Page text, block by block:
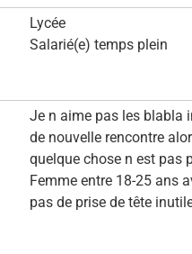
Lycée
Salarié(e) temps plein
Je n aime pas les blabla
de nouvelle rencontre
quelque chose n est pas
Femme entre 18-25 ans
pas de prise de tête